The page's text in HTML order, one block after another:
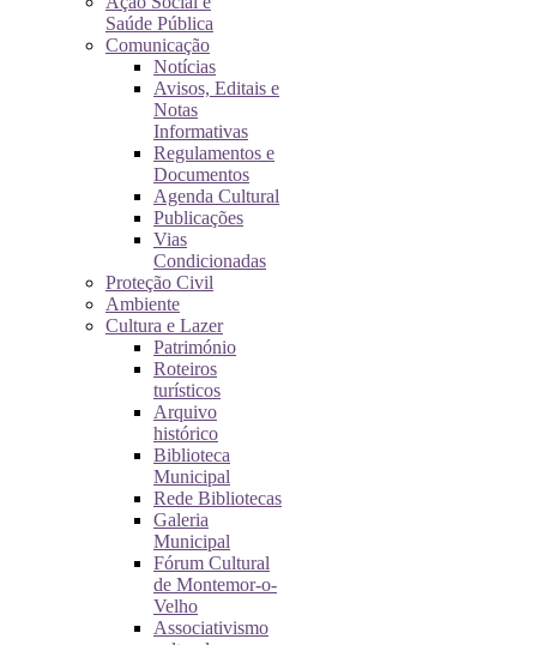
Saúde Pública
Comunicação
Notícias
Avisos, Editais e
Notas
Informativas
Regulamentos e
Documentos
Agenda Cultural
Publicações
Vias
Condicionadas
Proteção Civil
Ambiente
Cultura e Lazer
Património
Roteiros
turísticos
Arquivo
histórico
Biblioteca
Municipal
Rede Bibliotecas
Galeria
Municipal
Fórum Cultural
de Montemor-o-
Velho
Associativismo